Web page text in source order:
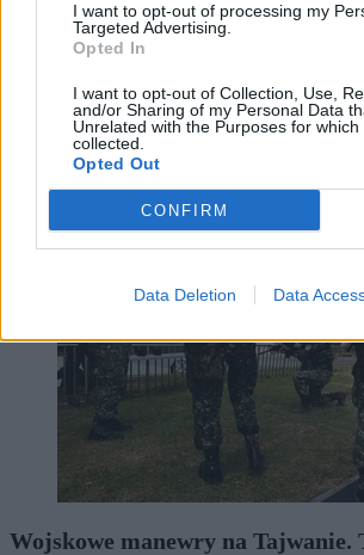
I want to opt-out of processing my
Targeted Advertising.
Opted In
I want to opt-out of Collection, Use,
and/or Sharing of my Personal Data
Unrelated with the Purposes for which
collected.
Opted Out
CONFIRM
Data Deletion Data
05.08.2026
Wojsko
Wojskowe manewry na Tajwanie.